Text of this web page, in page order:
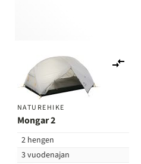
vertailuun
NATUREHIKE
Mongar 2
2 hengen
3 vuodenajan